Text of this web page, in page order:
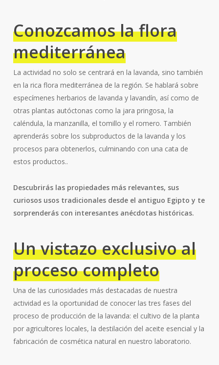
Conozcamos la flora
mediterránea
La actividad no solo se centrará en la lavanda, sino también
en la rica flora mediterránea de la región. Se hablará sobre
especímenes herbarios de lavanda y lavandín, así como de
otras plantas autóctonas como la jara pringosa, la
caléndula, la manzanilla, el tomillo y el romero. También
aprenderás sobre los subproductos de la lavanda y los
procesos para obtenerlos, culminando con una cata de
estos productos..
Descubrirás las propiedades más relevantes, sus
curiosos usos tradicionales desde el antiguo Egipto y te
sorprenderás con interesantes anécdotas históricas.
Un vistazo exclusivo al
proceso completo
Una de las curiosidades más destacadas de nuestra
actividad es la oportunidad de conocer las tres fases del
proceso de producción de la lavanda: el cultivo de la planta
por agricultores locales, la destilación del aceite esencial y la
fabricación de cosmética natural en nuestro laboratorio.